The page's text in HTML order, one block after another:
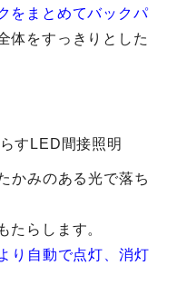
をまとめてバックパ
体をすっきりとした
かみのある光で落ち
たらします。
り自動で点灯、消灯